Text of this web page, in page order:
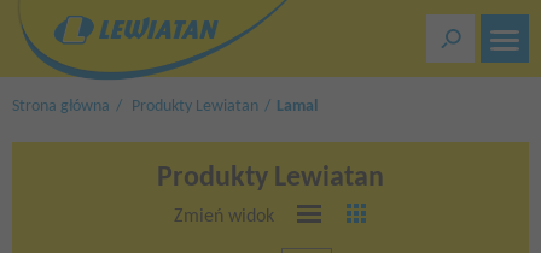
treści
Strona główna Produkty Lewiatan Lamal
Produkty Lewiatan
Zmień widok